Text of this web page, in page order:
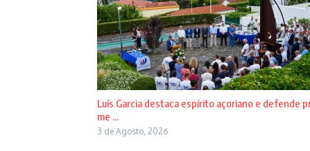
Luís Garcia destaca espírito açoriano e defende
me ...
3 de Agosto, 2026